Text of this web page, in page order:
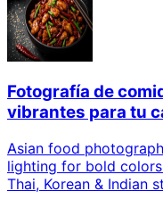
Fotografía de
vibrantes para tu
Asian food
lighting for bold
Thai, Korean & Indian